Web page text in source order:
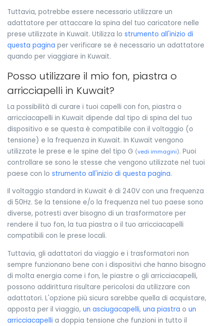
Tuttavia, potrebbe essere necessario utilizzare un
adattatore per attaccare la spina del tuo caricatore nelle
prese utilizzate in Kuwait. Utilizza lo strumento all'inizio di
questa pagina per verificare se è necessario un adattatore
quando per viaggiare in Kuwait.
Posso utilizzare il mio fon, piastra o
arricciapelli in Kuwait?
La possibilità di curare i tuoi capelli con fon, piastra o
arricciacapelli in Kuwait dipende dal tipo di spina del tuo
dispositivo e se questa è compatibile con il voltaggio (o
tensione) e la frequenza in Kuwait. In Kuwait vengono
utilizzate le prese e le spine del tipo G (vedi immagini). Puoi
controllare se sono le stesse che vengono utilizzate nel tuoi
paese con lo strumento all'inizio di questa pagina.
Il voltaggio standard in Kuwait è di 240V con una frequenza
di 50Hz. Se la tensione e/o la frequenza nel tuo paese sono
diverse, potresti aver bisogno di un trasformatore per
rendere il tuo fon, la tua piastra o il tuo arricciacapelli
compatibili con le prese locali.
Tuttavia, gli adattatori da viaggio e i trasformatori non
sempre funzionano bene con i dispositivi che hanno bisogno
di molta energia come i fon, le piastre o gli arricciacapelli,
possono addirittura risultare pericolosi da utilizzare con
adattatori. L'opzione più sicura sarebbe quella di acquistare,
apposta per il viaggio, un asciugacapelli, una piastra o un
arricciacapelli a doppia tensione che funzioni in tutto il